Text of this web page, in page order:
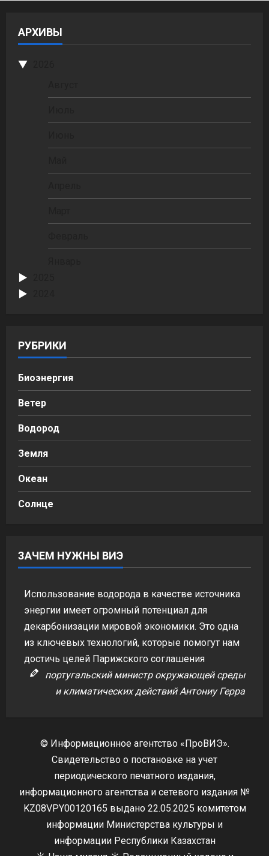
АРХИВЫ
РУБРИКИ
Биоэнергия
Ветер
Водород
Земля
Океан
Солнце
ЗАЧЕМ НУЖНЫ ВИЭ
Использование водорода в качестве источника
энергии имеет огромный потенциал для
декарбонизации мировой экономики. Это одна
из ключевых технологий, которые помогут нам
достичь целей Парижского соглашения
португальский министр окружающей среды
и климатических действий Антониу Герра
© Информационное агентство «ПроВИЭ».
Свидетельство о постановке на учет
периодического печатного издания,
информационного агентства и сетевого издания №
KZ08VPY00120165 выдано 22.05.2025 комитетом
информации Министерства культуры и
информации Республики Казахстан